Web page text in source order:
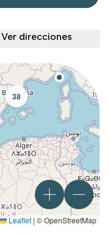
Ver direcciones
38
Leaflet | © OpenStreetMap